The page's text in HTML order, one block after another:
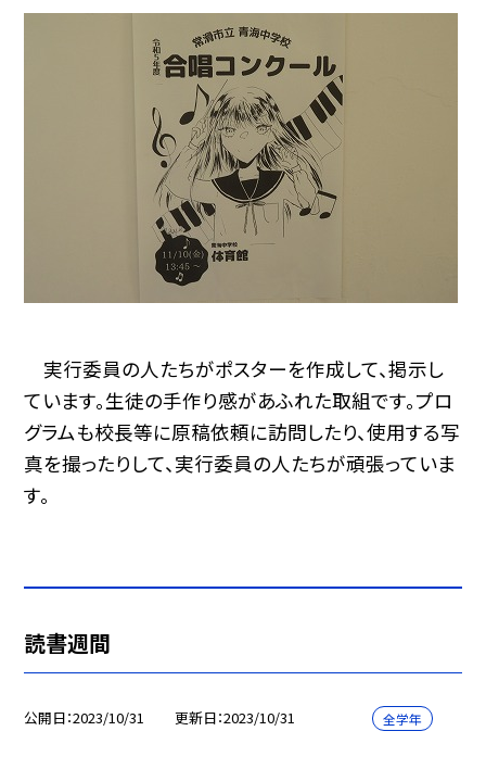
実行委員の人たちがポスターを作成して、掲示し
ています。生徒の手作り感があふれた取組です。プロ
グラムも校長等に原稿依頼に訪問したり、使用する写
真を撮ったりして、実行委員の人たちが頑張っていま
す。
読書週間
公開日 2023/10/31 更新日 2023/10/31 全学年